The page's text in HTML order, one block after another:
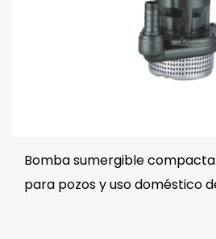
Bomba sumergible
para pozos y uso doméstico